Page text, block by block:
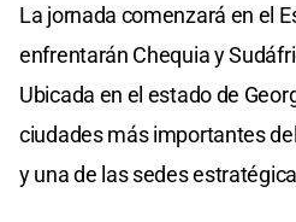
La jornada comenzará en el
enfrentarán Chequia y
Ubicada en el estado de
ciudades más importantes
y una de las sedes